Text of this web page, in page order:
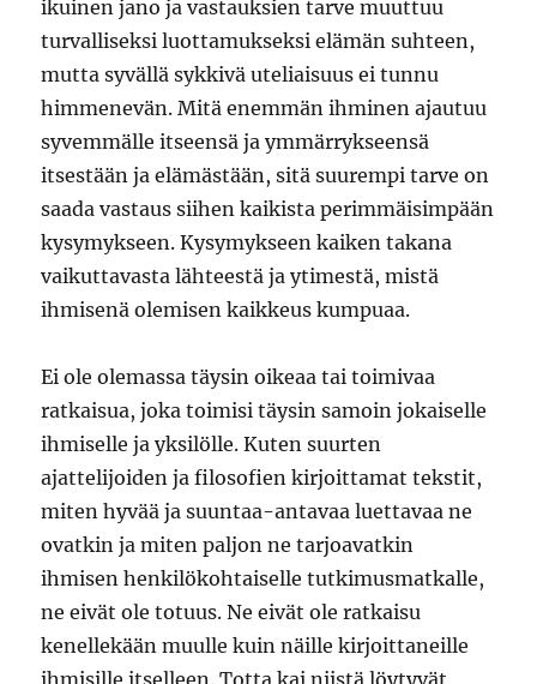
ikuinen jano ja vastauksien tarve muuttuu
turvalliseksi luottamukseksi elämän suhteen,
mutta syvällä sykkivä uteliaisuus ei tunnu
himmenevän. Mitä enemmän ihminen ajautuu
syvemmälle itseensä ja ymmärrykseensä
itsestään ja elämästään, sitä suurempi tarve on
saada vastaus siihen kaikista perimmäisimpään
kysymykseen. Kysymykseen kaiken takana
vaikuttavasta lähteestä ja ytimestä, mistä
ihmisenä olemisen kaikkeus kumpuaa.
Ei ole olemassa täysin oikeaa tai toimivaa
ratkaisua, joka toimisi täysin samoin jokaiselle
ihmiselle ja yksilölle. Kuten suurten
ajattelijoiden ja filosofien kirjoittamat tekstit,
miten hyvää ja suuntaa-antavaa luettavaa ne
ovatkin ja miten paljon ne tarjoavatkin
ihmisen henkilökohtaiselle tutkimusmatkalle,
ne eivät ole totuus. Ne eivät ole ratkaisu
kenellekään muulle kuin näille kirjoittaneille
ihmisille itselleen. Totta kai niistä löytyvät